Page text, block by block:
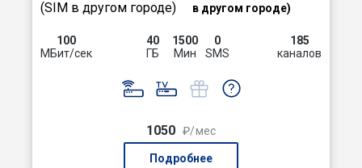
в другом городе)
100
МБит/сек
40
ГБ
1500
Мин
0
SMS
185
каналов
1050 ₽/мес
Подробнее